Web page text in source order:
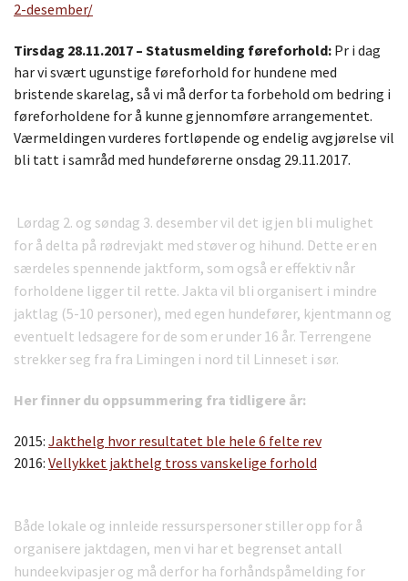
2-desember/
Tirsdag 28.11.2017 – Statusmelding føreforhold: Pr i dag
har vi svært ugunstige føreforhold for hundene med
bristende skarelag, så vi må derfor ta forbehold om bedring i
føreforholdene for å kunne gjennomføre arrangementet.
Værmeldingen vurderes fortløpende og endelig avgjørelse vil
bli tatt i samråd med hundeførerne onsdag 29.11.2017.
Lørdag 2. og søndag 3. desember vil det igjen bli mulighet
for å delta på rødrevjakt med støver og hihund. Dette er en
særdeles spennende jaktform, som også er effektiv når
forholdene ligger til rette. Jakta vil bli organisert i mindre
jaktlag (5-10 personer), med egen hundefører, kjentmann og
eventuelt ledsagere for de som er under 16 år. Terrengene
strekker seg fra fra Limingen i nord til Linneset i sør.
Her finner du oppsummering fra tidligere år:
2015: Jakthelg hvor resultatet ble hele 6 felte rev
2016: Vellykket jakthelg tross vanskelige forhold
Både lokale og innleide ressurspersoner stiller opp for å
organisere jaktdagen, men vi har et begrenset antall
hundeekvipasjer og må derfor ha forhåndspåmelding for